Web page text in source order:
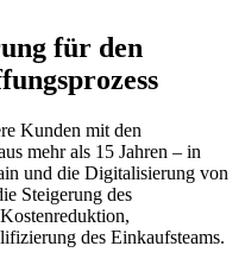
für den
Kunden mit den
mehr als 15 Jahren – in
und die Digitalisierung von
Steigerung des
des Einkaufsteams.